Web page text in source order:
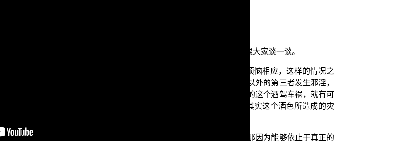
是可能的吗？那么我们就分两个部分，分成消灾跟延生两个部分，来跟大家谈一谈。
或者是灾难。但是假如说平常烦恼染污很重，所造作的身口意业都与烦恼相应，这样的情况之
让这个意识失去理智的；因为意识失去理智而放逸，就有可能与眷属以外的第三者发生邪淫，
裂。另外一种情况是说，饮酒以后又是过失伤人或杀人，譬如说现在的这个酒驾车祸，就有可
况之下，就难逃牢狱之灾。那这样的这个灾难灾祸，要怎么消除呢？其实这个酒色所造成的灾
宝，要知道说佛法僧三宝是清净，它是解脱的，它是不贪染世间的。那因为能够依止于真正的